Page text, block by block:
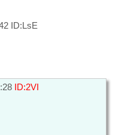
ID:LsE
ID:2VI